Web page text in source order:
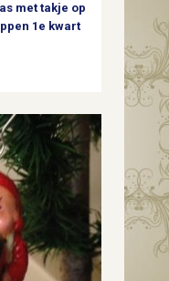
met takje op
1e kwart